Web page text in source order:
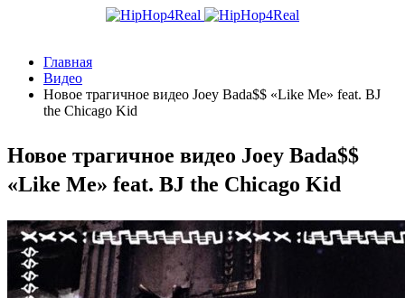
Главная
Видео
Новое трагичное видео Joey Bada$$ «Like Me» feat. BJ
the Chicago Kid
Новое трагичное видео Joey Bada$$
«Like Me» feat. BJ the Chicago Kid